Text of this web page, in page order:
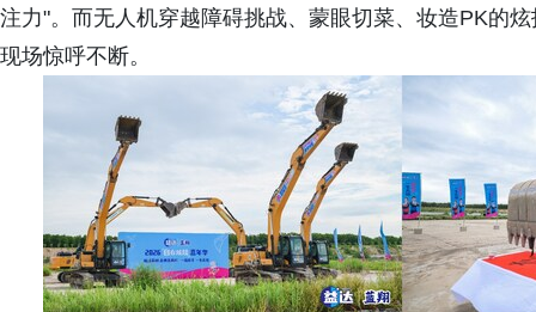
注力"。而无人机穿越障碍挑战、蒙眼切菜、妆造PK的
现场惊呼不断。